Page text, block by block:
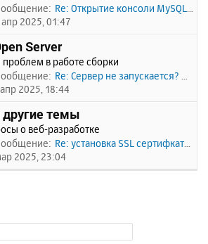
Re: Открытие консоли MySQL по…
апр 2025, 01:47
Server
в работе сборки
Re: Сервер не запускается? Пи…
апр 2025, 18:44
темы
о веб-разработке
Re: установка SSL сертифката
2025, 23:04